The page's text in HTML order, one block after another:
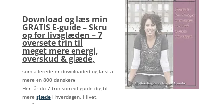
Download og læs min
GRATIS E-guide – Skru
op for livsglæden – 7
oversete trin til
meget mere energi,
overskud & glæde,
som allerede er downloaded og læst af
mere en 800 danskere
Her får du 7 trin som vil guide dig til
mere glædei hverdagen, i livet.